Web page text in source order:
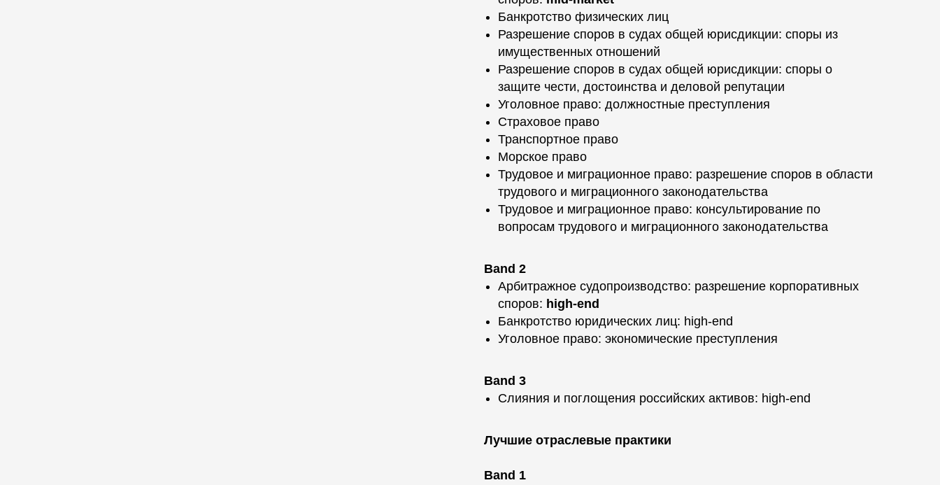
Банкротство физических лиц
Разрешение споров в судах общей юрисдикции: споры из
имущественных отношений
Разрешение споров в судах общей юрисдикции: споры о
защите чести, достоинства и деловой репутации
Уголовное право: должностные преступления
Страховое право
Транспортное право
Морское право
Трудовое и миграционное право: разрешение споров в области
трудового и миграционного законодательства
Трудовое и миграционное право: консультирование по
вопросам трудового и миграционного законодательства
Band 2
Арбитражное судопроизводство: разрешение корпоративных
споров: high-end
Банкротство юридических лиц: high-end
Уголовное право: экономические преступления
Band 3
Слияния и поглощения российских активов: high-end
Лучшие отраслевые практики
Band 1